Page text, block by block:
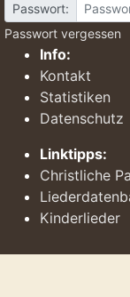
Passwort:
Passwort vergessen
Info:
Kontakt
Statistiken
Datenschutz
Linktipps:
Christliche
Kinderlieder